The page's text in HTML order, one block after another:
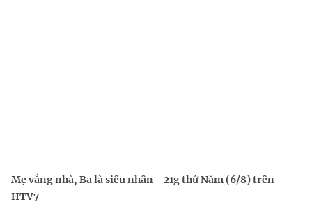
Mẹ vắng nhà, Ba là siêu nhân - 21g thứ Năm (6/8) trên
HTV7